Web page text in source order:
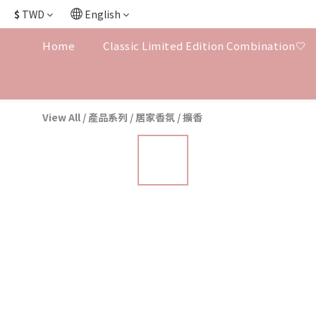
$ TWD English
Home Classic Limited Edition Combination🤍
View All / 產品系列 /居家香氛 /擴香